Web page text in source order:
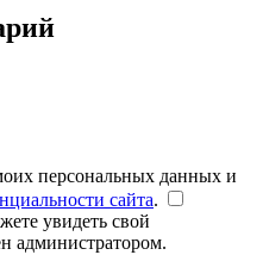
персональных данных и
сайта.
увидеть свой
администратором.